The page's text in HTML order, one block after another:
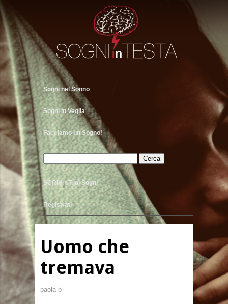
Sogni nel Sonno
Sogni in Veglia
Facciamo un Sogno!
SCRIVI i Tuoi Sogni
Registrati
Uomo che
tremava
paola b